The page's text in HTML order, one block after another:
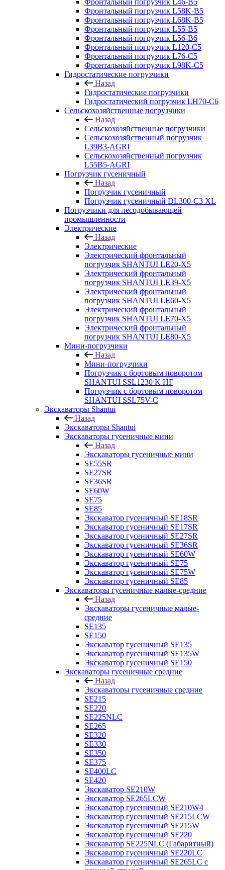
Фронтальный погрузчик L46-B5
Фронтальный погрузчик L58K-B5
Фронтальный погрузчик L68K-B5
Фронтальный погрузчик L55-B5
Фронтальный погрузчик L56-B6
Фронтальный погрузчик L120-С5
Фронтальный погрузчик L76-С5
Фронтальный погрузчик L98K-C5
Гидростатические погрузчики
Назад
Гидростатические погрузчики
Гидростатический погрузчик LH70-C6
Сельскохозяйственные погрузчики
Назад
Сельскохозяйственные погрузчики
Сельскохозяйственный погрузчик
L39B3-AGRI
Сельскохозяйственный погрузчик
L55B5-AGRI
Погрузчик гусеничный
Назад
Погрузчик гусеничный
Погрузчик гусеничный DL300-C3 XL
Погрузчики для лесодобывающей
промышленности
Электрические
Назад
Электрические
Электрический фронтальный
погрузчик SHANTUI LE20-X5
Электрический фронтальный
погрузчик SHANTUI LE39-X5
Электрический фронтальный
погрузчик SHANTUI LE60-X5
Электрический фронтальный
погрузчик SHANTUI LE70-X5
Электрический фронтальный
погрузчик SHANTUI LE80-X5
Мини-погрузчики
Назад
Мини-погрузчики
Погрузчик с бортовым поворотом
SHANTUI SSL1230 K HF
Погрузчик с бортовым поворотом
SHANTUI SSL75V-C
Экскаваторы Shantui
Назад
Экскаваторы Shantui
Экскаваторы гусеничные мини
Назад
Экскаваторы гусеничные мини
SE55SR
SE27SR
SE36SR
SE60W
SE75
SE85
Экскаватор гусеничный SE18SR
Экскаватор гусеничный SE17SR
Экскаватор гусеничный SE27SR
Экскаватор гусеничный SE36SR
Экскаватор гусеничный SE60W
Экскаватор гусеничный SE75
Экскаватор гусеничный SE75W
Экскаватор гусеничный SE85
Экскаваторы гусеничные малые-средние
Назад
Экскаваторы гусеничные малые-
средние
SE135
SE150
Экскаватор гусеничный SE135
Экскаватор гусеничный SE135W
Экскаватор гусеничный SE150
Экскаваторы гусеничные средние
Назад
Экскаваторы гусеничные средние
SE215
SE220
SE225NLC
SE265
SE320
SE330
SE350
SE375
SE400LC
SE420
Экскаватор SE210W
Экскаватор SE265LCW
Экскаватор гусеничный SE210W4
Экскаватор гусеничный SE215LCW
Экскаватор гусеничный SE215W
Экскаватор гусеничный SE220
Экскаватор SE225NLC (Габаритный)
Экскаватор гусеничный SE220LC
Экскаватор гусеничный SE265LC с